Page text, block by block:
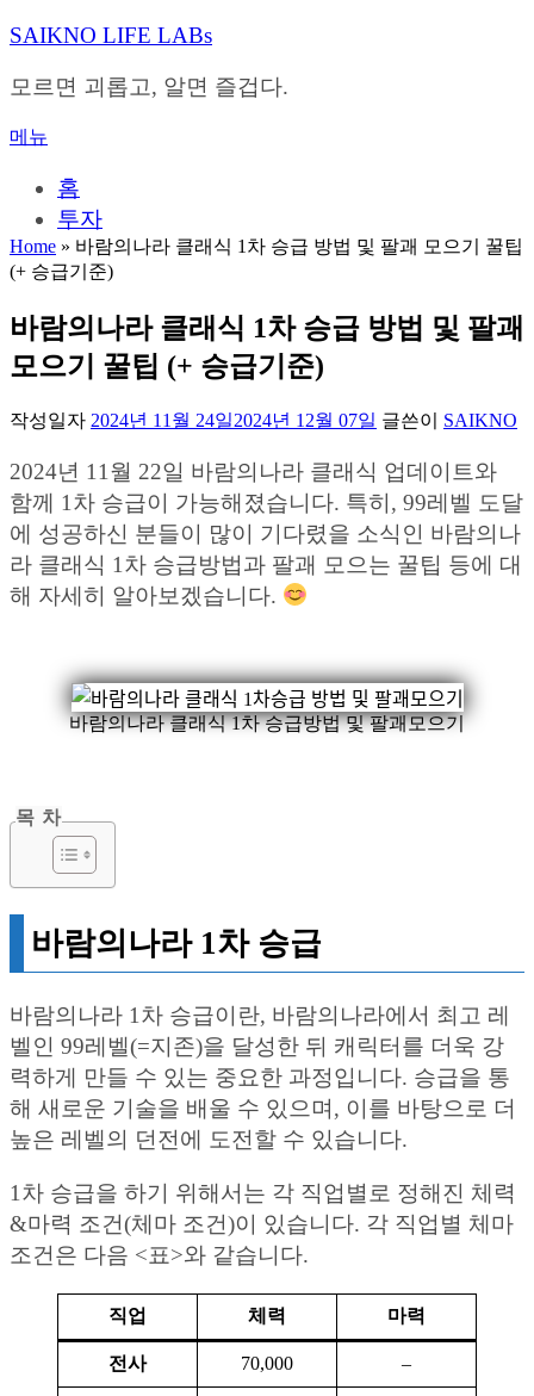
내
으
바
SAIKNO LIFE LABs
모르면 괴롭고, 알면 즐겁다.
메뉴
홈
투자
Home » 바람의나라 클래식 1차 승급 방법 및 팔괘 모으기 꿀팁
(+ 승급기준)
바람의나라 클래식 1차 승급 방법 및 팔괘
모으기 꿀팁 (+ 승급기준)
작성일자 2024년 11월 24일2024년 12월 07일 글쓴이 SAIKNO
2024년 11월 22일 바람의나라 클래식 업데이트와
함께 1차 승급이 가능해졌습니다. 특히, 99레벨 도달
에 성공하신 분들이 많이 기다렸을 소식인 바람의나
라 클래식 1차 승급방법과 팔괘 모으는 꿀팁 등에 대
해 자세히 알아보겠습니다.
바람의나라 클래식 1차 승급방법 및 팔괘모으기
목 차
바람의나라 1차 승급
바람의나라 1차 승급이란, 바람의나라에서 최고 레
벨인 99레벨(=지존)을 달성한 뒤 캐릭터를 더욱 강
력하게 만들 수 있는 중요한 과정입니다. 승급을 통
해 새로운 기술을 배울 수 있으며, 이를 바탕으로 더
높은 레벨의 던전에 도전할 수 있습니다.
1차 승급을 하기 위해서는 각 직업별로 정해진 체력
&마력 조건(체마 조건)이 있습니다. 각 직업별 체마
조건은 다음 <표>와 같습니다.
직업 체력 마력
전사 70,000 –